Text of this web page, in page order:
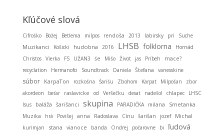
Kľúčové slová
Cifroško Božej Betlema milpos rendoša 2013 labirsky pri Suche
Muzikanci Košicki hudobna 2016 LHSB folklorna
Hornád
Christos Vierka FS UŽAN3 śe Mišo Život jas Príbeh
mace?
recyclation
Hermanofci Soundtrack Daniela Štefana vanesskine
súbor KarpaTon rozkošna Šarišu Zbohom Karpat Milpošan
zbor
akordeon
beťar raslavicke od Veršečku desat nadešol chlapec
LHSC
Isus
baláža šarišanci skupina PARADIČKA milana Smetanka
Muzika hrá Povišej anna Radoslava Cínu šarišan jozef Michal
kurimjan stana vianoce banda Ondrej počarovne bi ľudová